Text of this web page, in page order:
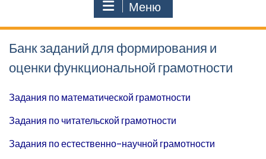
Меню
Банк заданий для формирования и
оценки функциональной грамотности
Задания по математической грамотности
Задания по читательской грамотности
Задания поестественно-научной грамотности